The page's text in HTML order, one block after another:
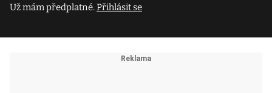
Už mám předplatné.Přihlásit se